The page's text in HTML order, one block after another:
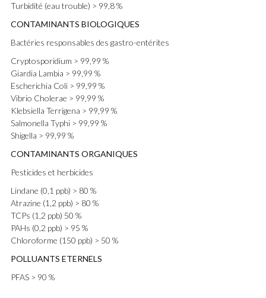
Turbidité (eau trouble) > 99,8 %
CONTAMINANTS BIOLOGIQUES
Bactéries responsables des gastro-entérites
Cryptosporidium > 99,99 %
Giardia Lambia > 99,99 %
Escherichia Coli > 99,99 %
Vibrio Cholerae > 99,99 %
Klebsiella Terrigena > 99,99 %
Salmonella Typhi > 99,99 %
Shigella > 99,99 %
CONTAMINANTS ORGANIQUES
Pesticides et herbicides
Lindane (0,1 ppb) > 80 %
Atrazine (1,2 ppb) > 80 %
TCPs (1,2 ppb) 50 %
PAHs (0,2 ppb) > 95 %
Chloroforme (150 ppb) > 50 %
POLLUANTS ETERNELS
PFAS > 90 %